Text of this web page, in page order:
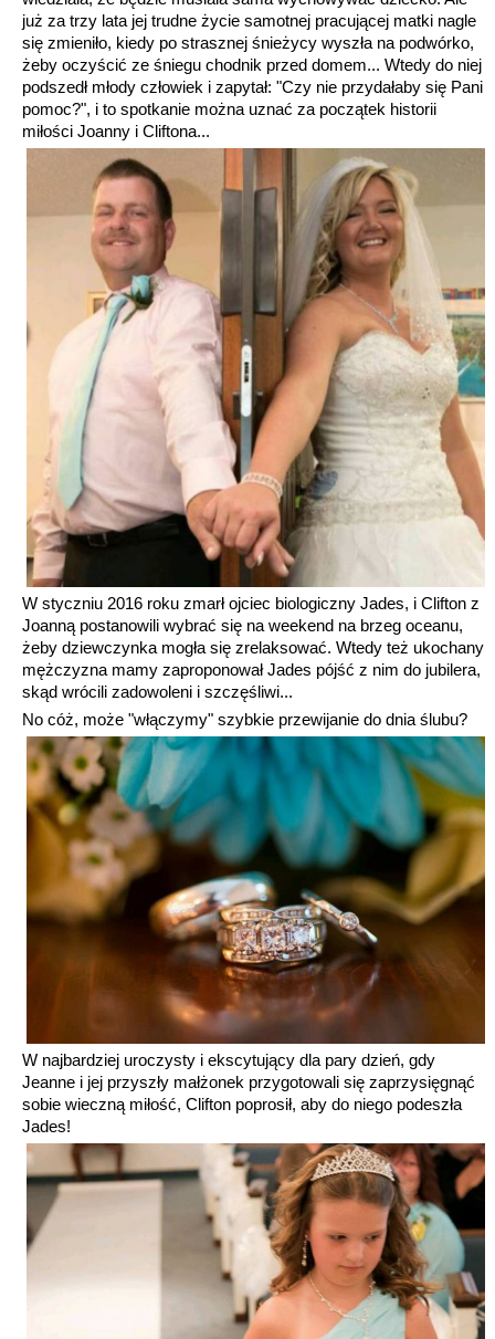
już za trzy lata jej trudne życie samotnej pracującej matki nagle
się zmieniło, kiedy po strasznej śnieżycy wyszła na podwórko,
żeby oczyścić ze śniegu chodnik przed domem... Wtedy do niej
podszedł młody człowiek i zapytał: "Czy nie przydałaby się Pani
pomoc?", i to spotkanie można uznać za początek historii
miłości Joanny i Cliftona...
W styczniu 2016 roku zmarł ojciec biologiczny Jades, i Clifton z
Joanną postanowili wybrać się na weekend na brzeg oceanu,
żeby dziewczynka mogła się zrelaksować. Wtedy też ukochany
mężczyzna mamy zaproponował Jades pójść z nim do jubilera,
skąd wrócili zadowoleni i szczęśliwi...
No cóż, może "włączymy" szybkie przewijanie do dnia ślubu?
W najbardziej uroczysty i ekscytujący dla pary dzień, gdy
Jeanne i jej przyszły małżonek przygotowali się zaprzysięgnąć
sobie wieczną miłość, Clifton poprosił, aby do niego podeszła
Jades!